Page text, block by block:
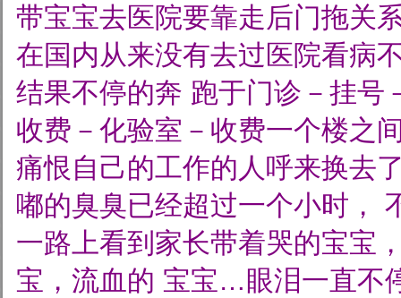
带宝宝去医院要靠走后门拖关
在国内从来没有去过医院看病
结果不停的奔 跑于门诊－挂号
收费－化验室－收费一个楼之
痛恨自己的工作的人呼来换去
嘟的臭臭已经超过一个小时，
一路上看到家长带着哭的宝宝
宝，流血的 宝宝…眼泪一直不